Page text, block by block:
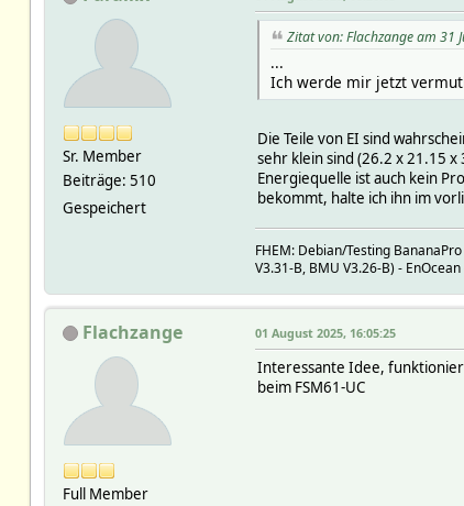
Sr. Member
Beiträge: 510
Gespeichert
Zitat von: Flachzange am 31
...
Ich werde mir jetzt
Die Teile von EI sind
sehr klein sind (26.2 x 21.15
Energiequelle ist auch kein
bekommt, halte ich ihn im
FHEM: Debian/Testing
V3.31-B, BMU V3.26-B) -
Flachzange
Full Member
01 August 2025, 16:05:25
Interessante Idee,
beim FSM61-UC